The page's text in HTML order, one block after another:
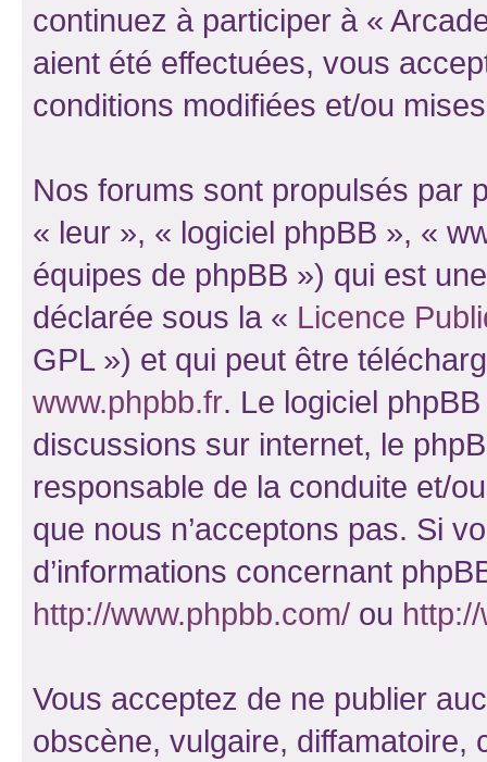
continuez à participer à «
aient été effectuées, vous
conditions modifiées et/ou
Nos forums sont propulsés par
« leur », « logiciel phpBB », «
équipes de phpBB ») qui est
déclarée sous la « Licence
GPL ») et qui peut être
www.phpbb.fr. Le logiciel
discussions sur internet, le
responsable de la conduite et/
que nous n’acceptons pas. Si
d’informations concernant
http://www.phpbb.com/ ou
Vous acceptez de ne publier
obscène, vulgaire, diffamatoire,